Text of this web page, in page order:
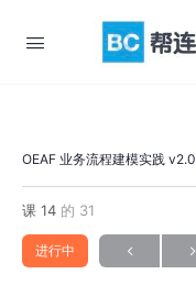
OEAF 业务流程建模实践 v2.0
课 14 的 31
进行中